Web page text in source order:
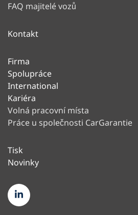
FAQ majitelé vozů
Kontakt
Firma
Spolupráce
International
Kariéra
Volná pracovní místa
Práce u společnosti CarGarantie
Tisk
Novinky